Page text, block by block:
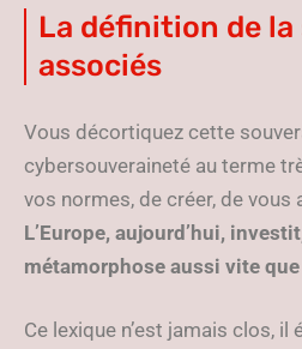
La définition de
associés
Vous décortiquez cette
cybersouveraineté au terme
vos normes, de créer, de
L’Europe, aujourd’hui,
métamorphose aussi vite
Ce lexique n’est jamais clos,